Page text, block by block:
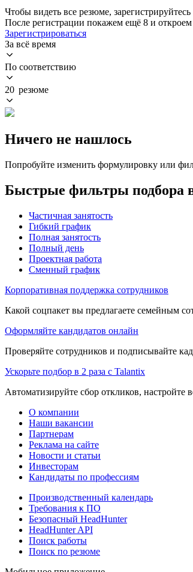
Чтобы видеть все резюме, зарегистрируйтесь
После регистрации покажем ещё 8 и
Зарегистрироваться
За всё время
По соответствию
20 резюме
Ничего не нашлось
Попробуйте изменить формулировку или
Быстрые фильтры подбора
Частичная занятость
Гибкий график
Полная занятость
Полный день
Проектная работа
Сменный график
Корпоративная поддержка сотрудников
Какой соцпакет вы предлагаете семейным
Оформляйте кандидатов онлайн
Проверяйте сотрудников и подписывайте
Ускорьте подбор в 2 раза с Talantix
Автоматизируйте сбор откликов, настройте
О компании
Наши вакансии
Партнерам
Реклама на сайте
Новости и статьи
Инвесторам
Кандидаты по профессиям
Производственный календарь
Требования к ПО
Безопасный HeadHunter
HeadHunter API
Поиск работы
Поиск по резюме